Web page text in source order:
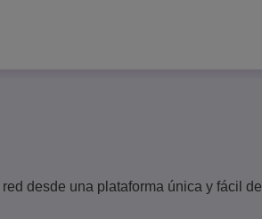
desde una plataforma única y fácil de